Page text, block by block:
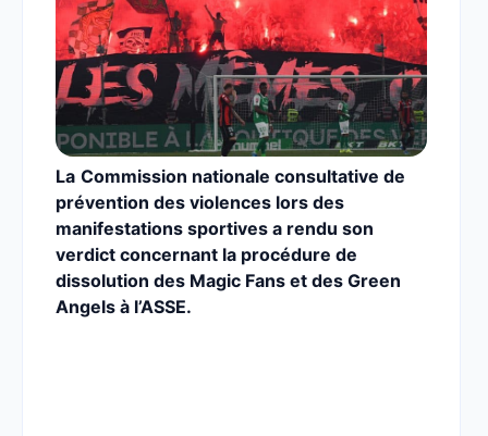
La Commission nationale consultative de
prévention des violences lors des
manifestations sportives a rendu son
verdict concernant la procédure de
dissolution des Magic Fans et des Green
Angels à l’ASSE.